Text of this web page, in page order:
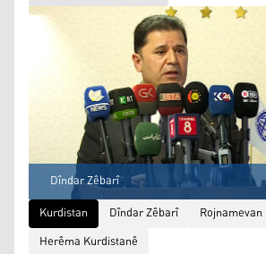
Dîndar Zêbarî
Kurdistan
Dîndar Zêbarî
Rojnamevan
Herêma Kurdistanê